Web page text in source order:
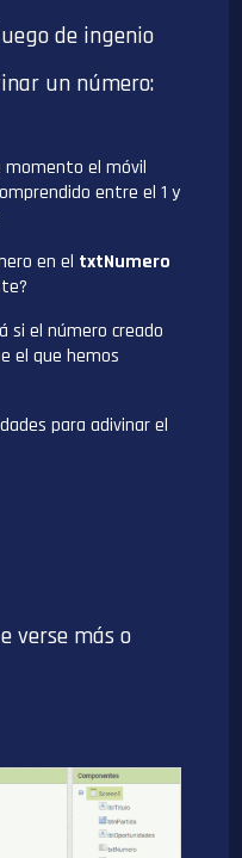
de ingenio
un número:
momento el móvil
entre el 1 y
en el txtNumero
si el número creado
el que hemos
para adivinar el
verse más o